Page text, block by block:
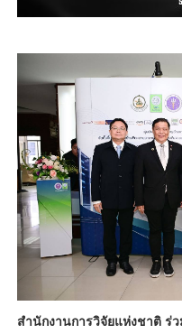
สำนักงานการวิจัยแห่งชาติ ร่